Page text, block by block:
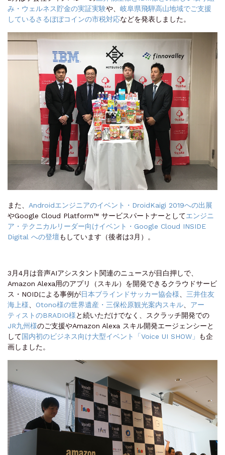
み・ウェルネス貯金の実証実験や、 岐阜県飛騨高山地域でご支援
しているさるぼぼコインの市税対応などを発表しました。
また、 Androidエンジニアのイベント・DroidKaigi 2019への出展
やGoogle Cloud Platform™ サービスパートナーとしてエンジニ
ア・テクニカルリーダー向けイベント・Google Cloud INSIDE
Digital への登壇もしています（後者は3月）。
3月4月は音声AIアシスタント関連のニュースが目白押しで、
Amazon Alexa用のアプリ（スキル）を開発できるクラウドサービ
ス・NOIDによる事例が日本ブラインドサッカー協会様
三井住友
海上様
Otono様の世界遺産・三保松原観光案内スキル
アー
ティストのBRADIO様と続いただけでなく、スクラッチ開発での
JR九州様のご支援やAmazon Alexa スキル開発エージェンシーと
して国内初のビジネス向け大型イベント「Voice UI SHOW」
も企
画しました。